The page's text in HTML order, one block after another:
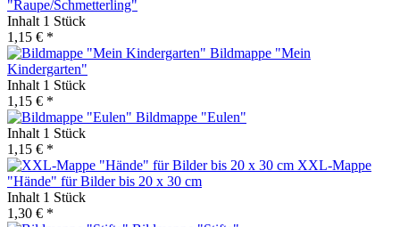
"Raupe/Schmetterling"
Inhalt 1 Stück
1,15 € *
Bildmappe "Mein
Kindergarten"
Inhalt 1 Stück
1,15 € *
Bildmappe "Eulen"
Inhalt 1 Stück
1,15 € *
XXL-Mappe
"Hände" für Bilder bis 20 x 30 cm
Inhalt 1 Stück
1,30 € *